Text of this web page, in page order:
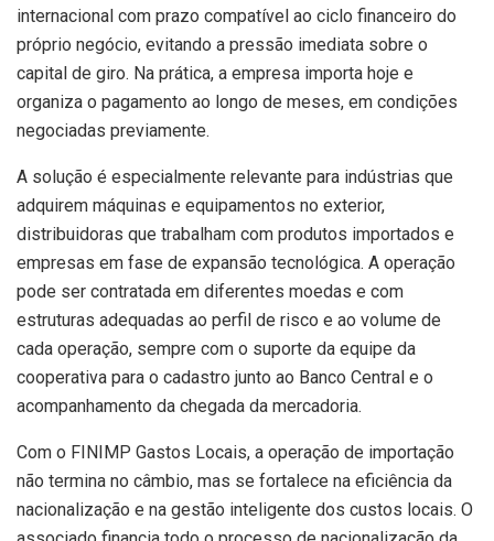
internacional com prazo compatível ao ciclo financeiro do
próprio negócio, evitando a pressão imediata sobre o
capital de giro. Na prática, a empresa importa hoje e
organiza o pagamento ao longo de meses, em condições
negociadas previamente.
A solução é especialmente relevante para indústrias que
adquirem máquinas e equipamentos no exterior,
distribuidoras que trabalham com produtos importados e
empresas em fase de expansão tecnológica. A operação
pode ser contratada em diferentes moedas e com
estruturas adequadas ao perfil de risco e ao volume de
cada operação, sempre com o suporte da equipe da
cooperativa para o cadastro junto ao Banco Central e o
acompanhamento da chegada da mercadoria.
Com o FINIMP Gastos Locais, a operação de importação
não termina no câmbio, mas se fortalece na eficiência da
nacionalização e na gestão inteligente dos custos locais. O